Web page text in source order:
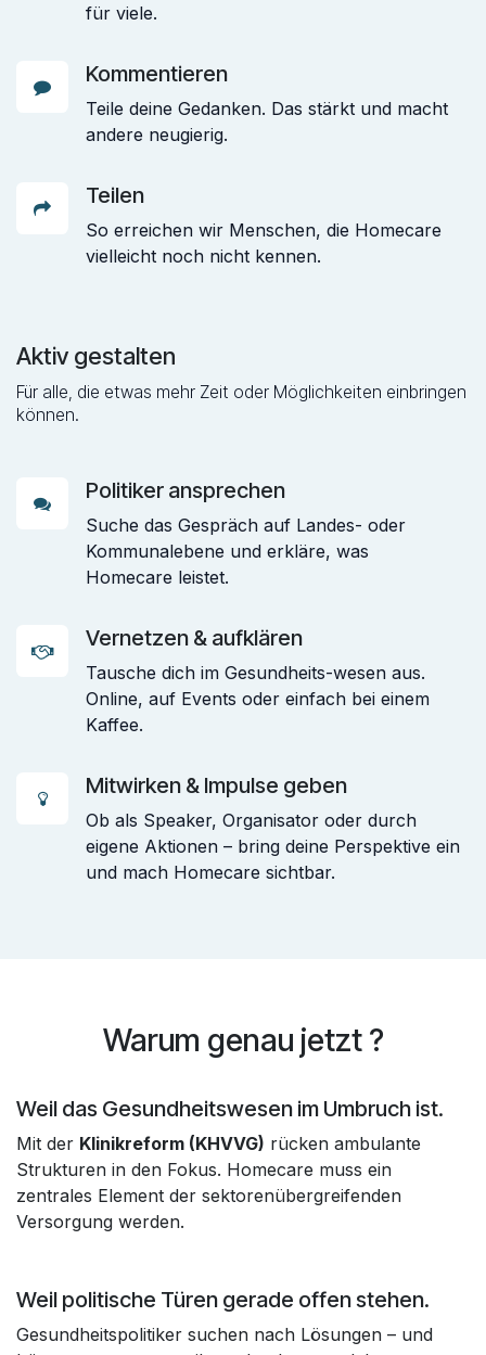
für viele.
Kommentieren
Teile deine Gedanken. Das stärkt und macht
andere neugierig.
Teilen
So erreichen wir Menschen, die Homecare
vielleicht noch nicht kennen.
Aktiv gestalten
Für alle, die etwas mehr Zeit oder Möglichkeiten einbringen
können.
Politiker ansprechen
Suche das Gespräch auf Landes- oder
Kommunalebene und erkläre, was
Homecare leistet.
Vernetzen & aufklären
Tausche dich im Gesundheits-wesen aus.
Online, auf Events oder einfach bei einem
Kaffee.
Mitwirken & Impulse geben
Ob als Speaker, Organisator oder durch
eigene Aktionen – bring deine Perspektive ein
und mach Homecare sichtbar.
Warum genau jetzt ?
Weil das Gesundheitswesen im Umbruch ist.
Mit der Klinikreform (KHVVG) rücken ambulante
Strukturen in den Fokus. Homecare muss ein
zentrales Element der sektorenübergreifenden
Versorgung werden.
Weil politische Türen gerade offen stehen.
Gesundheitspolitiker suchen nach Lösungen – und